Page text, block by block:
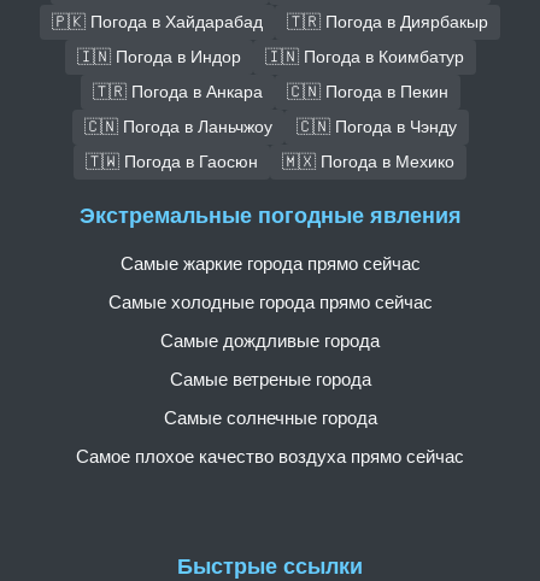
🇵🇰 Погода в Хайдарабад
🇹🇷 Погода в Диярбакыр
🇮🇳 Погода в Индор
🇮🇳 Погода в Коимбатур
🇹🇷 Погода в Анкара
🇨🇳 Погода в Пекин
🇨🇳 Погода в Ланьчжоу
🇨🇳 Погода в Чэнду
🇹🇼 Погода в Гаосюн
🇲🇽 Погода в Мехико
Быстрые ссылки
Экстремальные погодные явления
Самые жаркие города прямо сейчас
Самые холодные города прямо сейчас
Самые дождливые города
Самые ветреные города
Самые солнечные города
Самое плохое качество воздуха прямо сейчас